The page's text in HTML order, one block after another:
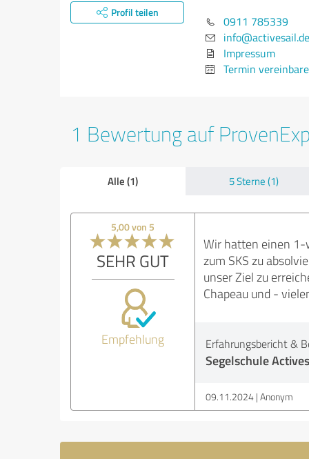
Profil teilen
0911 785339
info@activesail.de
Impressum
Termin
1 Bewertung auf
Alle (1) 5 Sterne (1)
5,00 von 5
SEHR GUT
Empfehlung
Wir hatten einen 1-
zum SKS zu
unser Ziel zu
Chapeau und -
Erfahrungsbericht &
Segelschule
09.11.2024 Anonym